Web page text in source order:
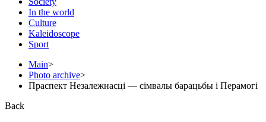
In the world
Culture
Kaleidoscope
Sport
Main>
Photo archive>
Праспект Незалежнасці — сімвалы барацьбы і Перамогі
Back